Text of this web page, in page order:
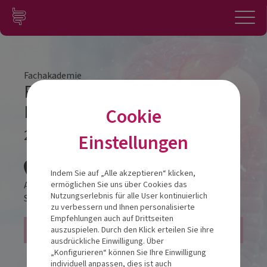
Zum Inhalt springen
Konto
Fachakademie
Fachakademie Modul 2
Innsbruck
28.11.2025
AC Hotel Innsbruck
Salurner Straße 156020Innsbruck
24 FFP - ÖAK
Cookie
Einstellungen
Indem Sie auf „Alle akzeptieren“ klicken,
ermöglichen Sie uns über Cookies das
Nutzungserlebnis für alle User kontinuierlich
zu verbessern und Ihnen personalisierte
Empfehlungen auch auf Drittseiten
auszuspielen. Durch den Klick erteilen Sie ihre
ausdrückliche Einwilligung. Über
„Konfigurieren“ können Sie Ihre Einwilligung
individuell anpassen, dies ist auch